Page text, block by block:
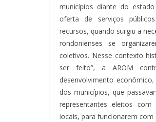
municípios diante do
oferta de serviços
recursos, quando surgiu a
rondonienses se
coletivos. Nesse contexto
ser feito”, a AROM
desenvolvimento
dos municípios, que
representantes eleitos
locais, para funcionarem